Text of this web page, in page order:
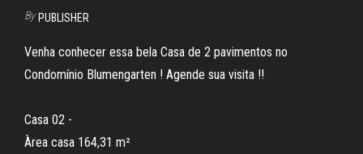
By PUBLISHER
Venha conhecer essa bela Casa de 2 pavimentos no
Condomínio Blumengarten ! Agende sua visita !!
Casa 02 -
Àrea casa 164,31 m²